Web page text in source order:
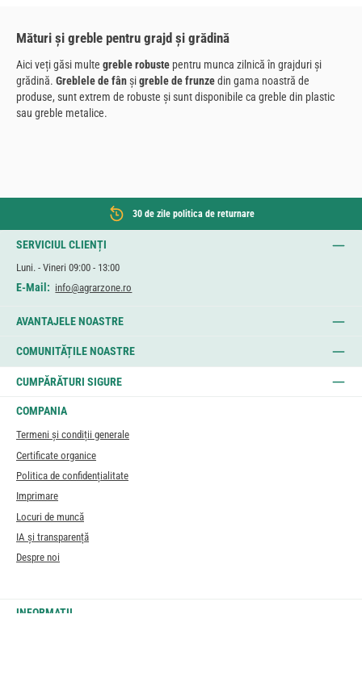
Mături și greble pentru grajd și grădină
Aici veți găsi multe greble robuste pentru munca zilnică în grajduri și
grădină. Greblele de fânșigreble de frunzedin gama noastră de
produse, sunt extrem de robuste și sunt disponibile ca greble din plastic
sau greble metalice.
30 de zile politica de returnare
SERVICIUL CLIENȚI
Luni. - Vineri 09:00 - 13:00
E-Mail: info@agrarzone.ro
AVANTAJELE NOASTRE
COMUNITĂȚILE NOASTRE
CUMPĂRĂTURI SIGURE
COMPANIA
Termeni și condiții generale
Certificate organice
Politica de confidențialitate
Imprimare
Locuri de muncă
IA și transparență
Despre noi
INFORMAȚII